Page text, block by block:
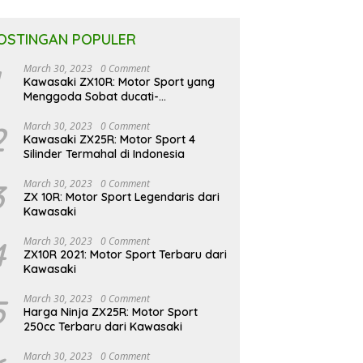
POPULER
March 30, 2023 0 Comment
Kawasaki ZX10R: Motor Sport yang
Menggoda Sobat ducati-
March 30, 2023 0 Comment
Kawasaki ZX25R: Motor Sport 4
Silinder Termahal di Indonesia
March 30, 2023 0 Comment
ZX 10R: Motor Sport Legendaris dari
Kawasaki
March 30, 2023 0 Comment
ZX10R 2021: Motor Sport Terbaru dari
Kawasaki
March 30, 2023 0 Comment
Harga Ninja ZX25R: Motor Sport
250cc Terbaru dari Kawasaki
March 30, 2023 0 Comment